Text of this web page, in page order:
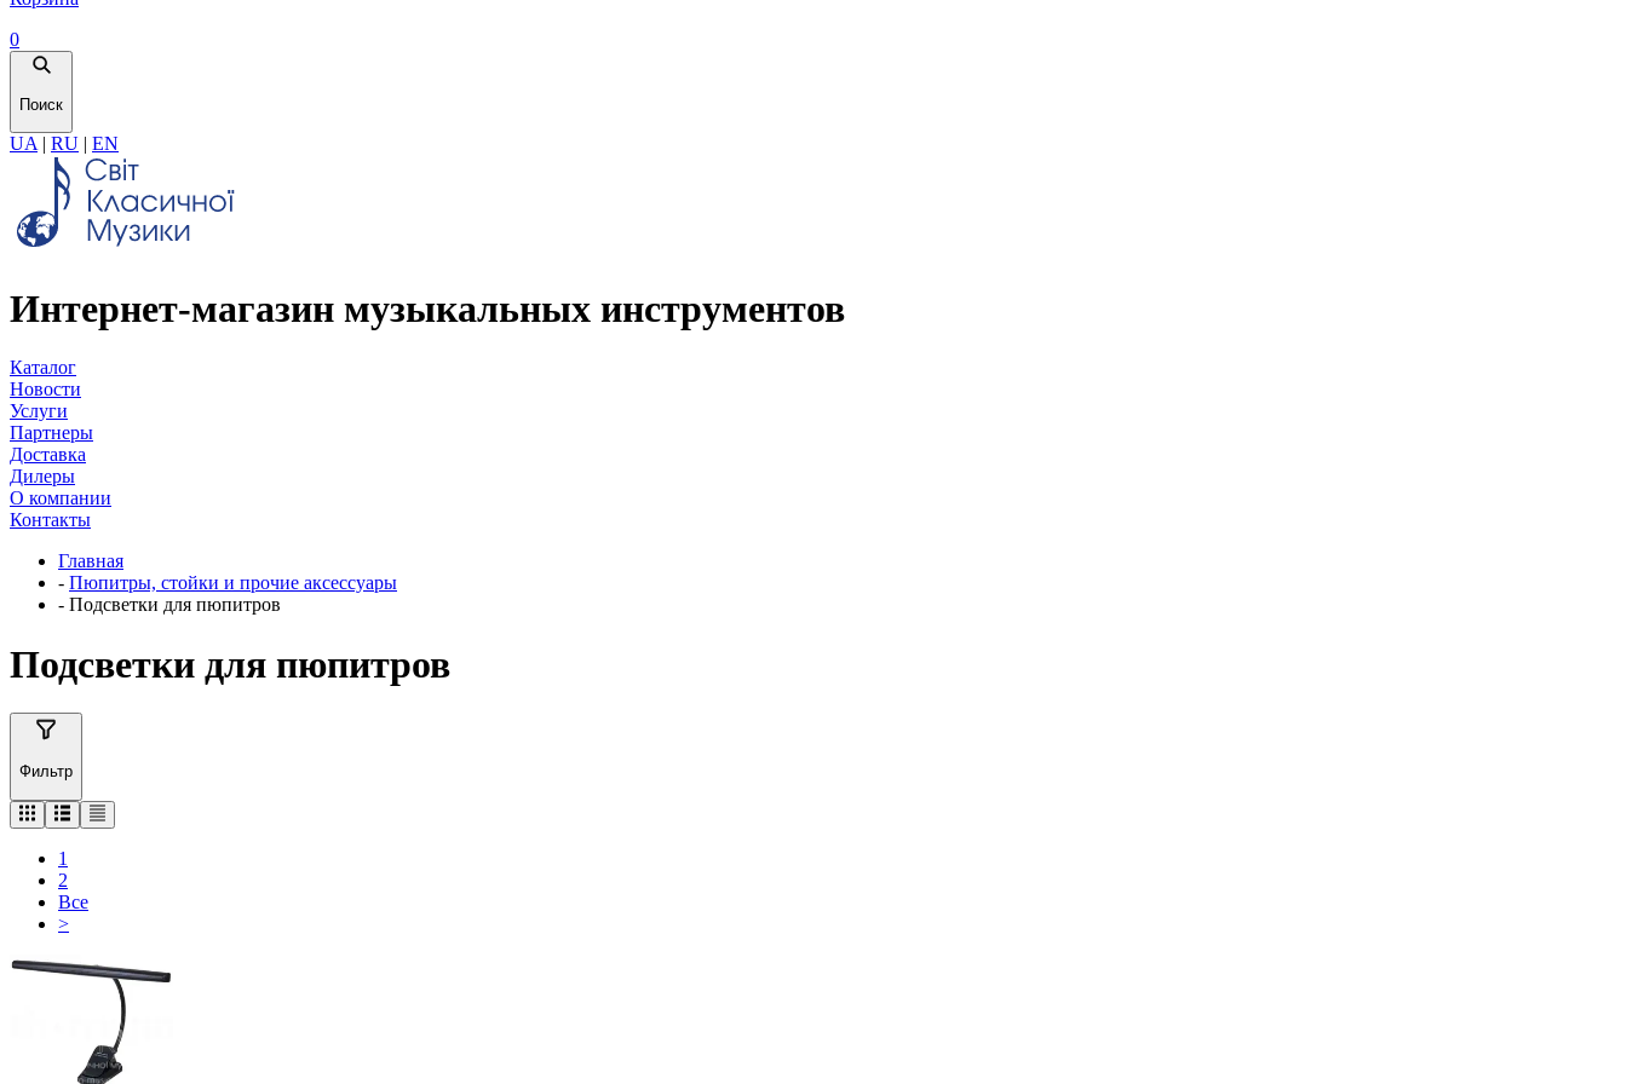
0
Поиск
UA | RU | EN
Интернет-магазин музыкальных инструментов
Каталог
Новости
Услуги
Партнеры
Доставка
Дилеры
О компании
Контакты
Главная
- Пюпитры, стойки и прочие аксессуары
- Подсветки для пюпитров
Подсветки для пюпитров
Фильтр
1
2
Все
>